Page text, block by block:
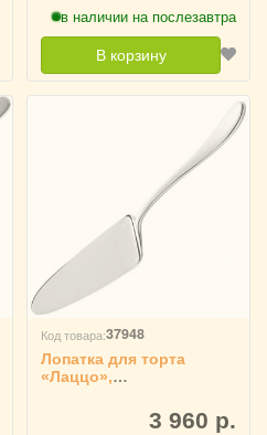
в наличии на послезавтра
В корзину
Код товара:37948
Лопатка для торта
«Лаццо»,
3 960 р.